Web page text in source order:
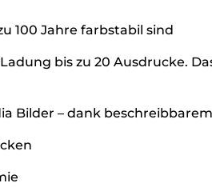
100 Jahre farbstabil sind
bis zu 20 Ausdrucke.
Bilder – dank